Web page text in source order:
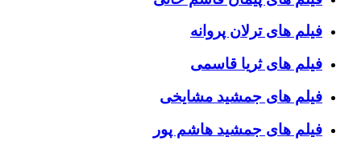
فیلم های ترلان پروانه
فیلم های ثریا قاسمی
فیلم های جمشید مشایخی
فیلم های جمشید هاشم پور